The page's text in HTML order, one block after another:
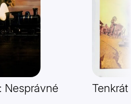
Nesprávné